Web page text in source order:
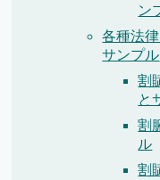
ン
各種法
サンプル
割
と
割
ル
割